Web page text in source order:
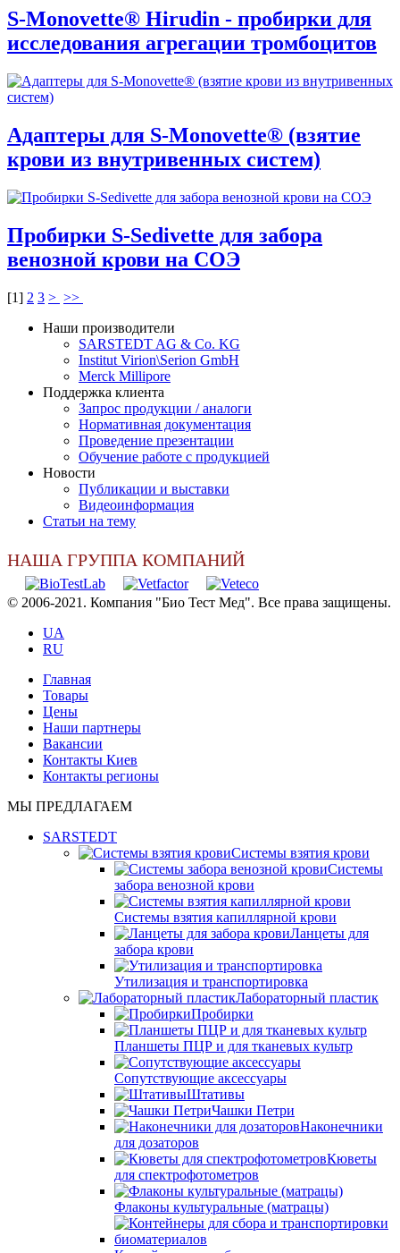
S-Monovette® Hirudin - пробирки для
исследования агрегации тромбоцитов
Адаптеры для S-Monovette® (взятие
крови из внутривенных систем)
Пробирки S-Sedivette для забора
венозной крови на СОЭ
[1] 2 3 > >>
Наши производители
SARSTEDT AG & Co. KG
Institut Virion\Serion GmbH
Merck Millipore
Поддержка клиента
Запрос продукции / аналоги
Нормативная документация
Проведение презентации
Обучение работе с продукцией
Новости
Публикации и выставки
Видеоинформация
Статьи на тему
НАША ГРУППА КОМПАНИЙ
© 2006-2021. Компания "Био Тест Мед". Все права защищены.
UA
RU
Главная
Товары
Цены
Наши партнеры
Вакансии
Контакты Киев
Контакты регионы
МЫ ПРЕДЛАГАЕМ
SARSTEDT
Системы взятия крови
Системы
забора венозной крови
Системы взятия капиллярной крови
Ланцеты для
забора крови
Утилизация и транспортировка
Лабораторный пластик
Пробирки
Планшеты ПЦР и для тканевых культр
Сопутствующие аксессуары
Штативы
Чашки Петри
Наконечники
для дозаторов
Кюветы
для спектрофотометров
Флаконы культуральные (матрацы)